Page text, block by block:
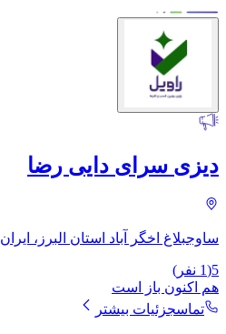
دیزی سرای دایی رضا
ساوجبلاغ اخگر آباد استان البرز، ایران
5
(
1 نفر)
هم اکنون باز است
تماسجزئیات بیشتر